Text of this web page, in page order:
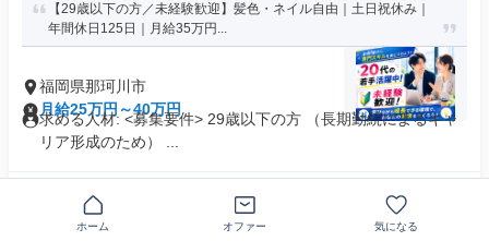
【29歳以下の方／未経験歓迎】髪色・ネイル自由｜土日祝休み｜
年間休日125日｜月給35万円...
福岡県那珂川市
月給25万円～40万円
求める人材: <募集要件> 29歳以下の方 （長期勤続によるキャ
リア形成のため） ...
気になる
ホーム オファー 気になる